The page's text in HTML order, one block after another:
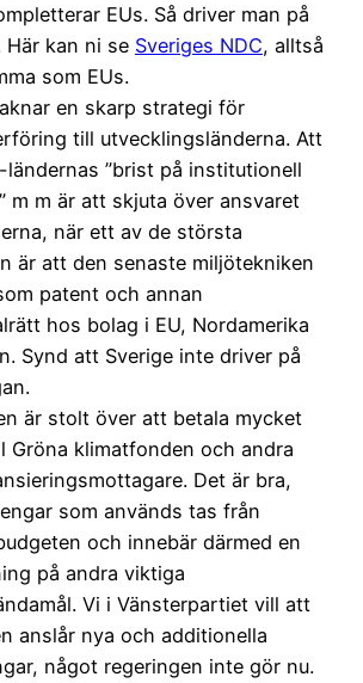
EUs. Så driver man på
kan ni se Sveriges NDC, alltså
som EUs.
en skarp strategi för
till utvecklingsländerna. Att
ländernas ”brist på institutionell
m m är att skjuta över ansvaret
när ett av de största
är att den senaste miljötekniken
patent och annan
hos bolag i EU, Nordamerika
Synd att Sverige inte driver på
är stolt över att betala mycket
Gröna klimatfonden och andra
Det är bra,
som används tas från
och innebär därmed en
på andra viktiga
Vi i Vänsterpartiet vill att
anslår nya och additionella
något regeringen inte gör nu.